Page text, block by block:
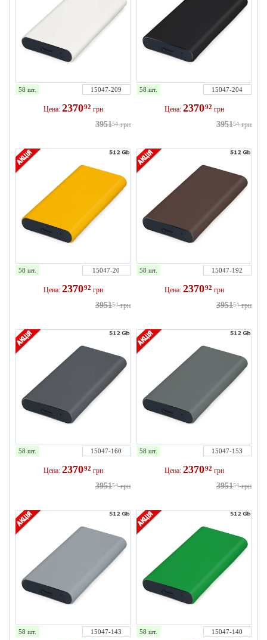
58 шт. 15047-209
Цена: 237092 грн
395154 грн
58 шт. 15047-204
Цена: 237092 грн
395154 грн
58 шт. 15047-20
Цена: 237092 грн
395154 грн
58 шт. 15047-192
Цена: 237092 грн
395154 грн
58 шт. 15047-160
Цена: 237092 грн
395154 грн
58 шт. 15047-153
Цена: 237092 грн
395154 грн
58 шт. 15047-143 58 шт. 15047-140